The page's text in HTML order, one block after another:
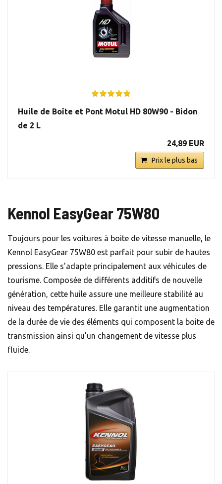
Huile de Boîte et Pont Motul HD 80W90 - Bidon
de 2 L
24,89 EUR
Prix le plus bas
Kennol EasyGear 75W80
Toujours pour les voitures à boite de vitesse manuelle, le
Kennol EasyGear 75W80 est parfait pour subir de hautes
pressions. Elle s’adapte principalement aux véhicules de
tourisme. Composée de différents additifs de nouvelle
génération, cette huile assure une meilleure stabilité au
niveau des températures. Elle garantit une augmentation
de la durée de vie des éléments qui composent la boite de
transmission ainsi qu’un changement de vitesse plus
fluide.